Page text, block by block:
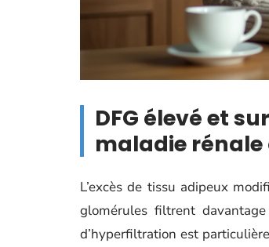
DFG élevé et
maladie
L’excès de tissu adipeux
glomérules filtrent
d’hyperfiltration est